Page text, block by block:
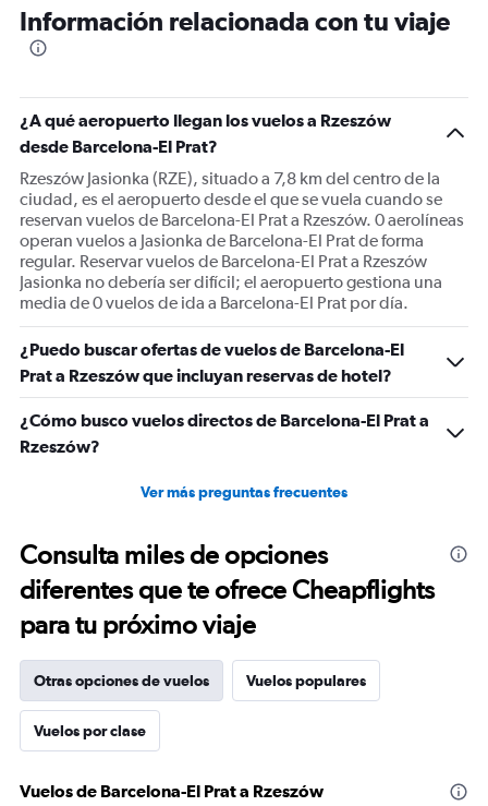
Información relacionada con tu viaje
¿A qué aeropuerto llegan los vuelos a Rzeszów
desde Barcelona-El Prat?
Rzeszów Jasionka (RZE), situado a 7,8 km del centro de la
ciudad, es el aeropuerto desde el que se vuela cuando se
reservan vuelos de Barcelona-El Prat a Rzeszów. 0 aerolíneas
operan vuelos a Jasionka de Barcelona-El Prat de forma
regular. Reservar vuelos de Barcelona-El Prat a Rzeszów
Jasionka no debería ser difícil; el aeropuerto gestiona una
media de 0 vuelos de ida a Barcelona-El Prat por día.
¿Puedo buscar ofertas de vuelos de Barcelona-El
Prat a Rzeszów que incluyan reservas de hotel?
¿Cómo busco vuelos directos de Barcelona-El Prat a
Rzeszów?
Ver más preguntas frecuentes
Consulta miles de opciones
diferentes que te ofrece Cheapflights
para tu próximo viaje
Otras opciones de vuelos Vuelos populares
Vuelos por clase
Vuelos de Barcelona-El Prat a Rzeszów